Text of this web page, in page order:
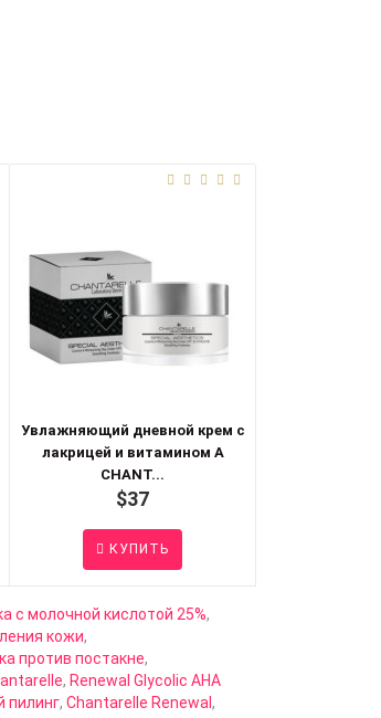
Увлажняющий дневной крем с
лакрицей и витамином А
CHANT...
$37
КУПИТЬ
с молочной кислотой 25%,
кожи,
против постакне,
, Renewal Glycolic AHA
пилинг, Chantarelle Renewal ,